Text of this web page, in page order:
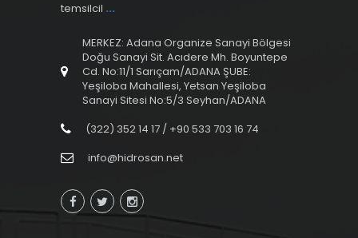
temsilcil ...
MERKEZ: Adana Organize Sanayi Bölgesi
Doğu Sanayi Sit. Acıdere Mh. Boyuntepe
Cd. No:11/1 Sarıçam/ADANA ŞUBE:
Yeşiloba Mahallesi, Yetsan Yeşiloba
Sanayi Sitesi No:5/3 Seyhan/ADANA
(322) 352 14 17 / +90 533 703 16 74
info@hidrosan.net